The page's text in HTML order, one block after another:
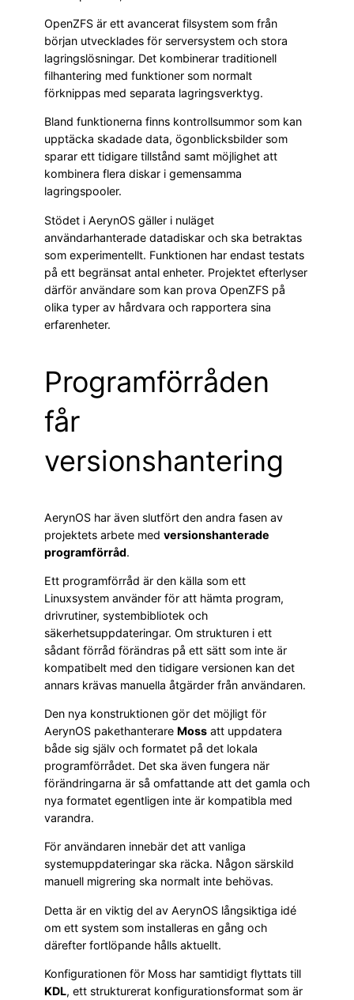
OpenZFS är ett avancerat filsystem som från
början utvecklades för serversystem och stora
lagringslösningar. Det kombinerar traditionell
filhantering med funktioner som normalt
förknippas med separata lagringsverktyg.
Bland funktionerna finns kontrollsummor som kan
upptäcka skadade data, ögonblicksbilder som
sparar ett tidigare tillstånd samt möjlighet att
kombinera flera diskar i gemensamma
lagringspooler.
Stödet i AerynOS gäller i nuläget
användarhanterade datadiskar och ska betraktas
som experimentellt. Funktionen har endast testats
på ett begränsat antal enheter. Projektet efterlyser
därför användare som kan prova OpenZFS på
olika typer av hårdvara och rapportera sina
erfarenheter.
Programförråden
får
versionshantering
AerynOS har även slutfört den andra fasen av
projektets arbete med versionshanterade
programförråd.
Ett programförråd är den källa som ett
Linuxsystem använder för att hämta program,
drivrutiner, systembibliotek och
säkerhetsuppdateringar. Om strukturen i ett
sådant förråd förändras på ett sätt som inte är
kompatibelt med den tidigare versionen kan det
annars krävas manuella åtgärder från användaren.
Den nya konstruktionen gör det möjligt för
AerynOS pakethanterare Moss att uppdatera
både sig själv och formatet på det lokala
programförrådet. Det ska även fungera när
förändringarna är så omfattande att det gamla och
nya formatet egentligen inte är kompatibla med
varandra.
För användaren innebär det att vanliga
systemuppdateringar ska räcka. Någon särskild
manuell migrering ska normalt inte behövas.
Detta är en viktig del av AerynOS långsiktiga idé
om ett system som installeras en gång och
därefter fortlöpande hålls aktuellt.
Konfigurationen för Moss har samtidigt flyttats till
KDL, ett strukturerat konfigurationsformat som är